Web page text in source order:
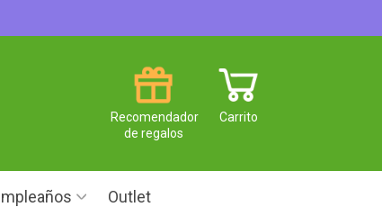
Carrito
Recomendador
de regalos
Outlet